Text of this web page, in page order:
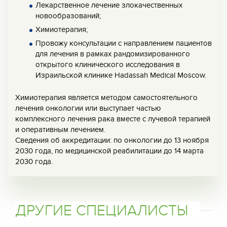
Лекарственное лечение злокачественных
новообразований;
Химиотерапия;
Провожу консультации с направлением пациентов
для лечения в рамках рандомизированного
открытого клинического исследования в
Израильской клинике Hadassah Medical Moscow.
Химиотерапия является методом самостоятельного
лечения онкологии или выступает частью
комплексного лечения рака вместе с лучевой терапией
и оперативным лечением.
Сведения об аккредитации: по онкологии до 13 ноября
2030 года, по медицинской реабилитации до 14 марта
2030 года.
ДРУГИЕ СПЕЦИАЛИСТЫ